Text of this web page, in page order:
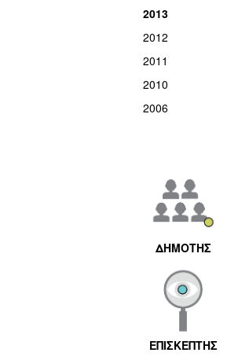
2013
2012
2011
2010
2006
ΔΗΜΟΤΗΣ
ΕΠΙΣΚΕΠΤΗΣ